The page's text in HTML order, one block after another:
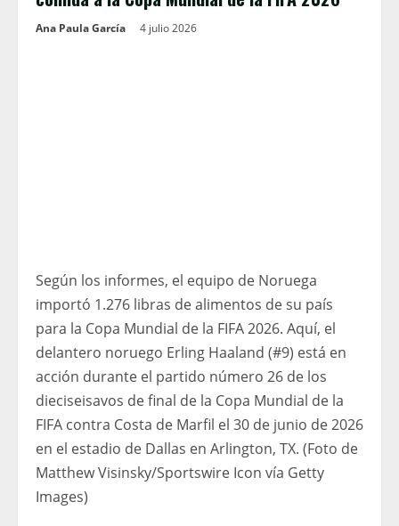
Ana Paula García 4 julio 2026
Según los informes, el equipo de Noruega
importó 1.276 libras de alimentos de su país
para la Copa Mundial de la FIFA 2026. Aquí, el
delantero noruego Erling Haaland (#9) está en
acción durante el partido número 26 de los
dieciseisavos de final de la Copa Mundial de la
FIFA contra Costa de Marfil el 30 de junio de 2026
en el estadio de Dallas en Arlington, TX. (Foto de
Matthew Visinsky/Sportswire Icon vía Getty
Images)